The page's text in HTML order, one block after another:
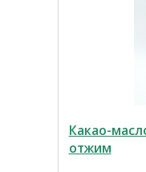
Какао-
отжим